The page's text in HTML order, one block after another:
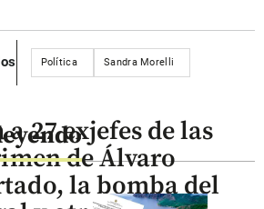
Política Sandra Morelli
27 exjefes de las
de Álvaro
la bomba del